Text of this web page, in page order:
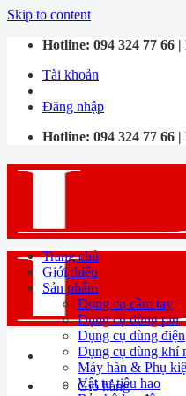
Skip to content
Hotline: 094 324 77 66 |
Tài khoản
Đăng nhập
Hotline: 094 324 77 66 |
Giỏ hàng
Trang chủ
Giới thiệu
Sản phẩm
Dụng cụ cầm tay
Dụng cụ dùng pin
Dụng cụ dùng điện
Dụng cụ dùng khí
Máy hàn & Phụ
Vật tư tiêu hao